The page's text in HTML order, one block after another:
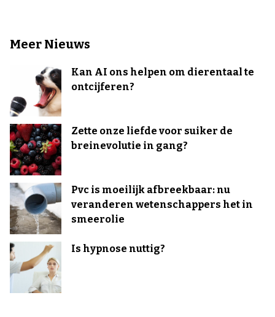
Meer Nieuws
Kan AI ons helpen om dierentaal te
ontcijferen?
Zette onze liefde voor suiker de
breinevolutie in gang?
Pvc is moeilijk afbreekbaar: nu
veranderen wetenschappers het in
smeerolie
Is hypnose nuttig?